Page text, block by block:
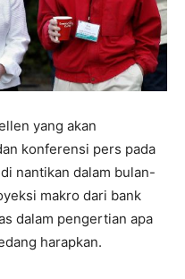
yang akan
konferensi pers pada
nantikan dalam bulan-
makro dari bank
dalam pengertian apa
harapkan.